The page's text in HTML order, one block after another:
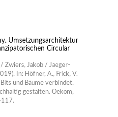
Umsetzungsarchitektur
Circular
Zwiers, Jakob / Jaeger-
In: Höfner, A., Frick, V.
und Bäume verbindet.
gestalten. Oekom,
117.